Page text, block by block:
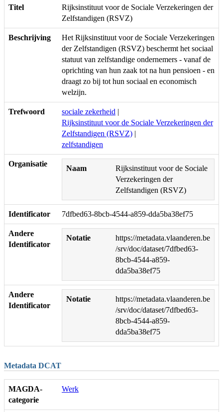
Titel
Rijksinstituut voor de Sociale Verzekeringen der
Zelfstandigen (RSVZ)
Beschrijving
Het Rijksinstituut voor de Sociale Verzekeringen
der Zelfstandigen (RSVZ) beschermt het sociaal
statuut van zelfstandige ondernemers - vanaf de
oprichting van hun zaak tot na hun pensioen - en
draagt zo bij tot hun sociaal en economisch
welzijn.
Trefwoord sociale zekerheid |
Rijksinstituut voor de Sociale Verzekeringen der
Zelfstandigen (RSVZ) |
zelfstandigen
Organisatie
Naam
Rijksinstituut voor de Sociale
Verzekeringen der
Zelfstandigen (RSVZ)
Identificator 7dfbed63-8bcb-4544-a859-dda5ba38ef75
Andere
Identificator
Notatie
https://metadata.vlaanderen.be
/srv/doc/dataset/7dfbed63-
8bcb-4544-a859-
dda5ba38ef75
Andere
Identificator
Notatie
https://metadata.vlaanderen.be
/srv/doc/dataset/7dfbed63-
8bcb-4544-a859-
dda5ba38ef75
Metadata DCAT
MAGDA-
categorie
Werk